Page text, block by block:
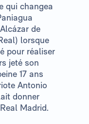
qui changea
de
lorsque
pour réaliser
jeté son
17 ans
Antonio
donner
Madrid.